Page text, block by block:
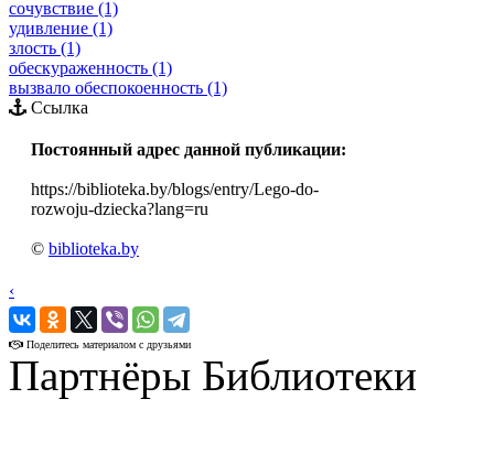
сочувствие (1)
удивление (1)
злость (1)
обескураженность (1)
вызвало обеспокоенность (1)
Ссылка
Постоянный адрес данной публикации:
https://biblioteka.by/blogs/entry/Lego-do-
rozwoju-dziecka?lang=ru
© biblioteka.by
‹
›
Поделитесь материалом с друзьями
Партнёры Библиотеки